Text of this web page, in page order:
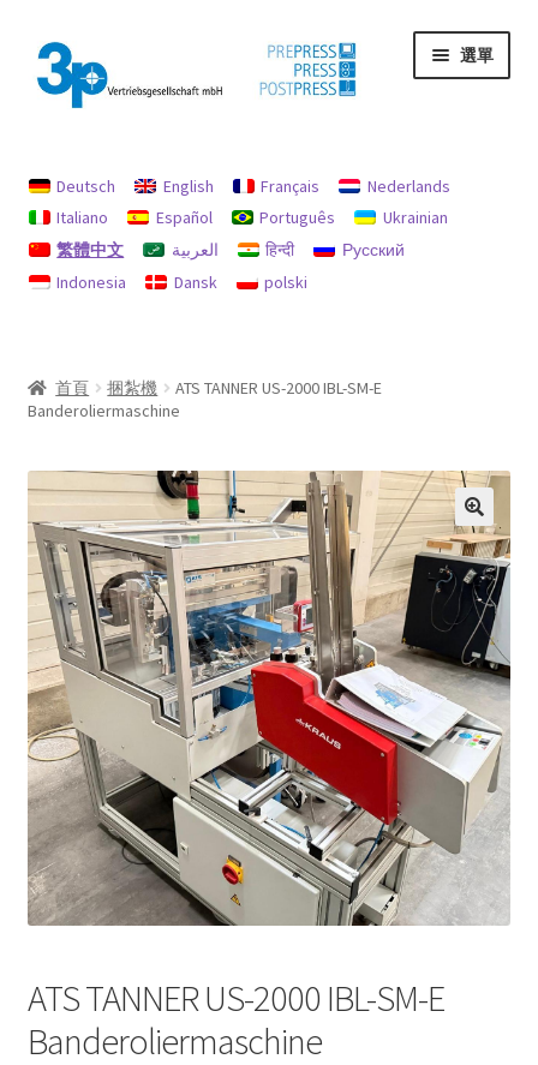
跳
至
導
跳
至
主
容
選單
印記
我的帳戶
退款和退貨政策
Deutsch English Français
Nederlands
Italiano
Español Português
Ukrainian
繁體中文
العربية हिन्दी
Русский
Indonesia
Dansk polski
首頁 捆紮機
ATS TANNER US-2000 IBL-SM-E
Banderoliermaschine
ATS TANNER US-2000 IBL-SM-E
Banderoliermaschine